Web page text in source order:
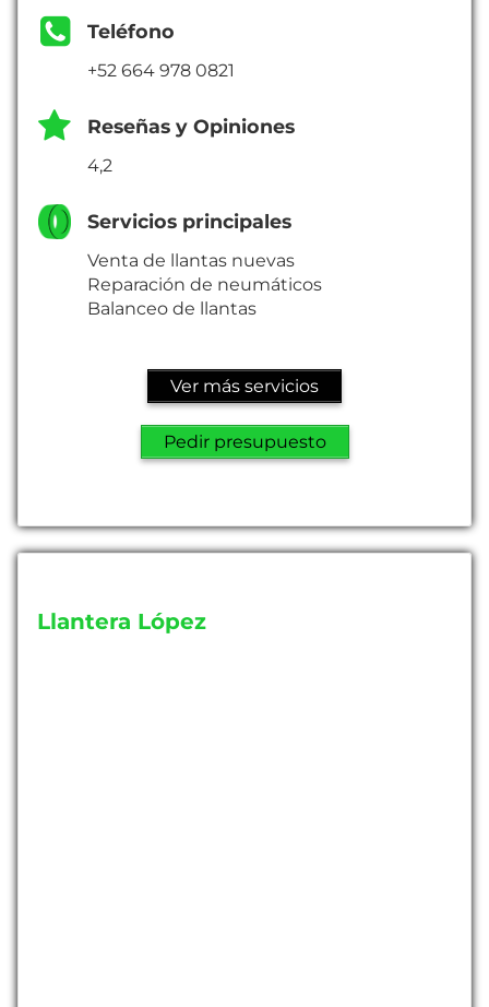
Teléfono
+52 664 978 0821
Reseñas y Opiniones
4,2
Servicios principales
Venta de llantas nuevas
Reparación de neumáticos
Balanceo de llantas
Ver más servicios
Pedir presupuesto
Llantera López